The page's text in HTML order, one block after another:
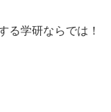
る学研ならでは！